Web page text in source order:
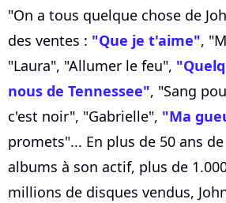
"On a tous quelque chose de
des ventes : "Que je t'aime",
"Laura", "Allumer le feu",
nous de Tennessee", "Sang
c'est noir", "Gabrielle", "Ma
promets"... En plus de 50 ans
albums à son actif, plus de
millions de disques vendus,